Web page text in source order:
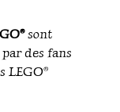
sont
des fans
LEGO®